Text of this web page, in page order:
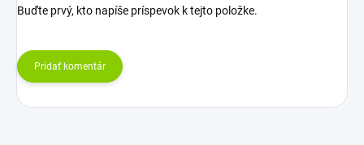
Buďte prvý, kto napíše príspevok k tejto položke.
Pridať komentár